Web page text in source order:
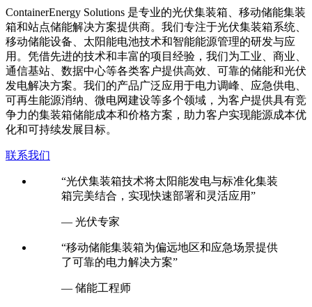
ContainerEnergy Solutions 是专业的光伏集装箱、移动储能集装
箱和站点储能解决方案提供商。我们专注于光伏集装箱系统、
移动储能设备、太阳能电池技术和智能能源管理的研发与应
用。凭借先进的技术和丰富的项目经验，我们为工业、商业、
通信基站、数据中心等各类客户提供高效、可靠的储能和光伏
发电解决方案。我们的产品广泛应用于电力调峰、应急供电、
可再生能源消纳、微电网建设等多个领域，为客户提供具有竞
争力的集装箱储能成本和价格方案，助力客户实现能源成本优
化和可持续发展目标。
联系我们
“光伏集装箱技术将太阳能发电与标准化集装
箱完美结合，实现快速部署和灵活应用”
— 光伏专家
“移动储能集装箱为偏远地区和应急场景提供
了可靠的电力解决方案”
— 储能工程师